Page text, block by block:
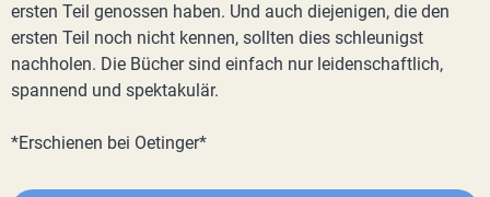
ersten Teil genossen haben. Und auch diejenigen, die den
ersten Teil noch nicht kennen, sollten dies schleunigst
nachholen. Die Bücher sind einfach nur leidenschaftlich,
spannend und spektakulär.
*Erschienen bei Oetinger*